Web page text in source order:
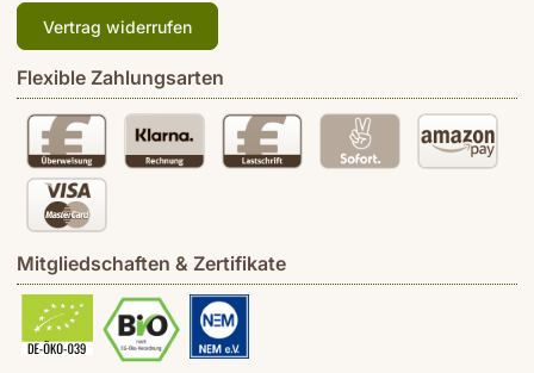
Vertrag widerrufen
Flexible Zahlungsarten
Mitgliedschaften & Zertifikate